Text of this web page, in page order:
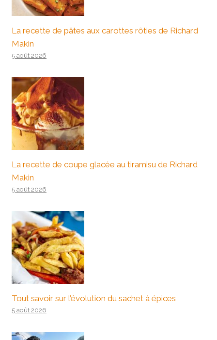
La recette de pâtes aux carottes rôties de Richard
Makin
5 août 2026
La recette de coupe glacée au tiramisu de Richard
Makin
5 août 2026
Tout savoir sur l’évolution du sachet à épices
5 août 2026